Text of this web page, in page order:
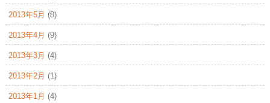
2013年5月 (8)
2013年4月 (9)
2013年3月 (4)
2013年2月 (1)
2013年1月 (4)